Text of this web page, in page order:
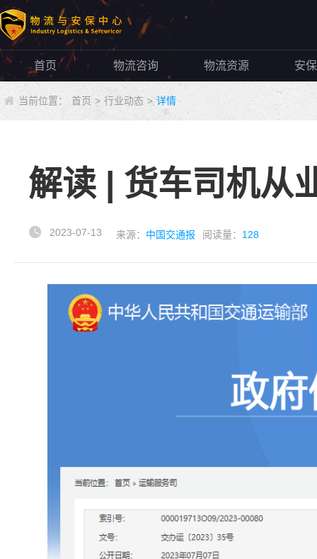
首页 物流咨询 物流资源 安
当前位置： 首页 > 行业动态 > 详情
解读 | 货车司机从
2023-07-13 来源： 中国交通报 阅读量： 128